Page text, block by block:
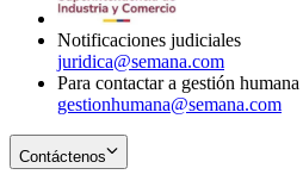
Notificaciones judiciales
juridica@semana.com
Para contactar a gestión humana
gestionhumana@semana.com
Contáctenos